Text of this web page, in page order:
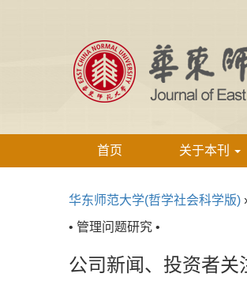
首页 关于本刊
华东师范大学(哲学社会科学版)
• 管理问题研究 •
公司新闻、投资者